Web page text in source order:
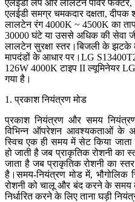
एलईडी लैंप और लालटेन पावर फैक्टर,
एलईडी समग्र चमकदार दक्षता,
लालटेन रंग 4000K ~ 4500K का
30000 घंटे या उससे अधिक की सेवा
लालटेन सुरक्षा स्तर।बिजली के झटके
मापदंडों के आधार पर।LG
126W 4000K टाइप II ल्यूमिनेयर LG
गया है।
1. प्रकाश नियंत्रण मोड
प्रकाश नियंत्रण और समय
विभिन्न ऑपरेशन आवश्यकताओं के
स्विच एक ही समय में सेट किया
हो जाती है जब प्राकृतिक रोशनी का
जाता है जब प्राकृतिक रोशनी का
है।समय-नियंत्रण मोड में, भौगोलिक
रोशनी को चालू और बंद करने के
निर्धारित करने के लिए ताना घड़ी